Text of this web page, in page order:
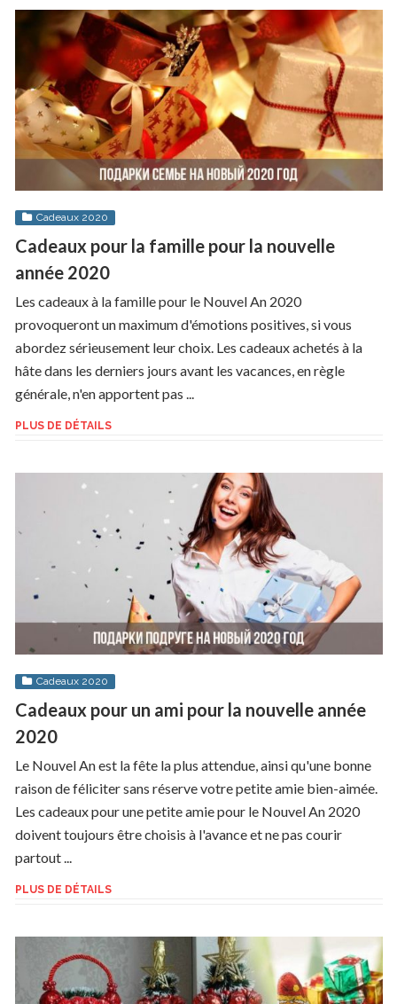
Cadeaux 2020
Cadeaux pour la famille pour la nouvelle
année 2020
Les cadeaux à la famille pour le Nouvel An 2020
provoqueront un maximum d'émotions positives, si vous
abordez sérieusement leur choix. Les cadeaux achetés à la
hâte dans les derniers jours avant les vacances, en règle
générale, n'en apportent pas ...
PLUS DE DÉTAILS
Cadeaux 2020
Cadeaux pour un ami pour la nouvelle année
2020
Le Nouvel An est la fête la plus attendue, ainsi qu'une bonne
raison de féliciter sans réserve votre petite amie bien-aimée.
Les cadeaux pour une petite amie pour le Nouvel An 2020
doivent toujours être choisis à l'avance et ne pas courir
partout ...
PLUS DE DÉTAILS